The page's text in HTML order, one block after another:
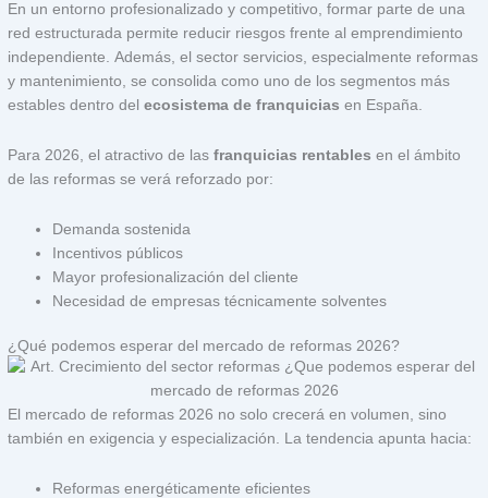
En un entorno profesionalizado y competitivo, formar parte de una
red estructurada permite reducir riesgos frente al emprendimiento
independiente.Además, el sector servicios, especialmente reformas
y mantenimiento, se consolida como uno de los segmentos más
estables dentro delecosistema de franquicias en España.
Para 2026, el atractivo de lasfranquicias rentables en el ámbito
de las reformas se verá reforzado por:
Demanda sostenida
Incentivos públicos
Mayor profesionalización del cliente
Necesidad de empresas técnicamente solventes
¿Qué podemos esperar del mercado de reformas 2026?
El mercado de reformas 2026 no solo crecerá en volumen, sino
también en exigencia y especialización. La tendencia apunta hacia:
Reformas energéticamente eficientes